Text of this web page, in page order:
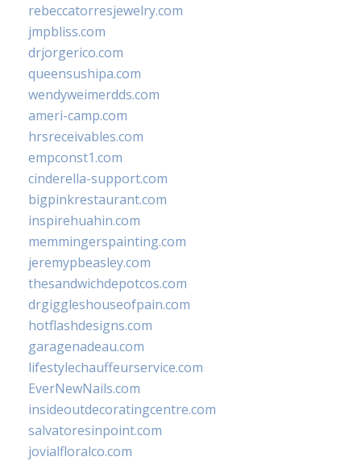
rebeccatorresjewelry.com
jmpbliss.com
drjorgerico.com
queensushipa.com
wendyweimerdds.com
ameri-camp.com
hrsreceivables.com
empconst1.com
cinderella-support.com
bigpinkrestaurant.com
inspirehuahin.com
memmingerspainting.com
jeremypbeasley.com
thesandwichdepotcos.com
drgiggleshouseofpain.com
hotflashdesigns.com
garagenadeau.com
lifestylechauffeurservice.com
EverNewNails.com
insideoutdecoratingcentre.com
salvatoresinpoint.com
jovialfloralco.com